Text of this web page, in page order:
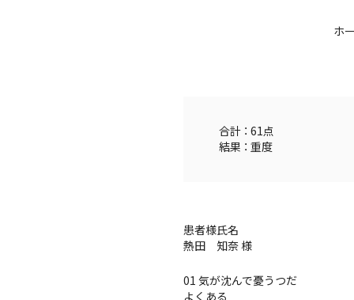
ホ
合計 ： 61点
結果 ： 重度
患者様氏名
熱田 知奈 様
01 気が沈んで憂うつだ
よくある